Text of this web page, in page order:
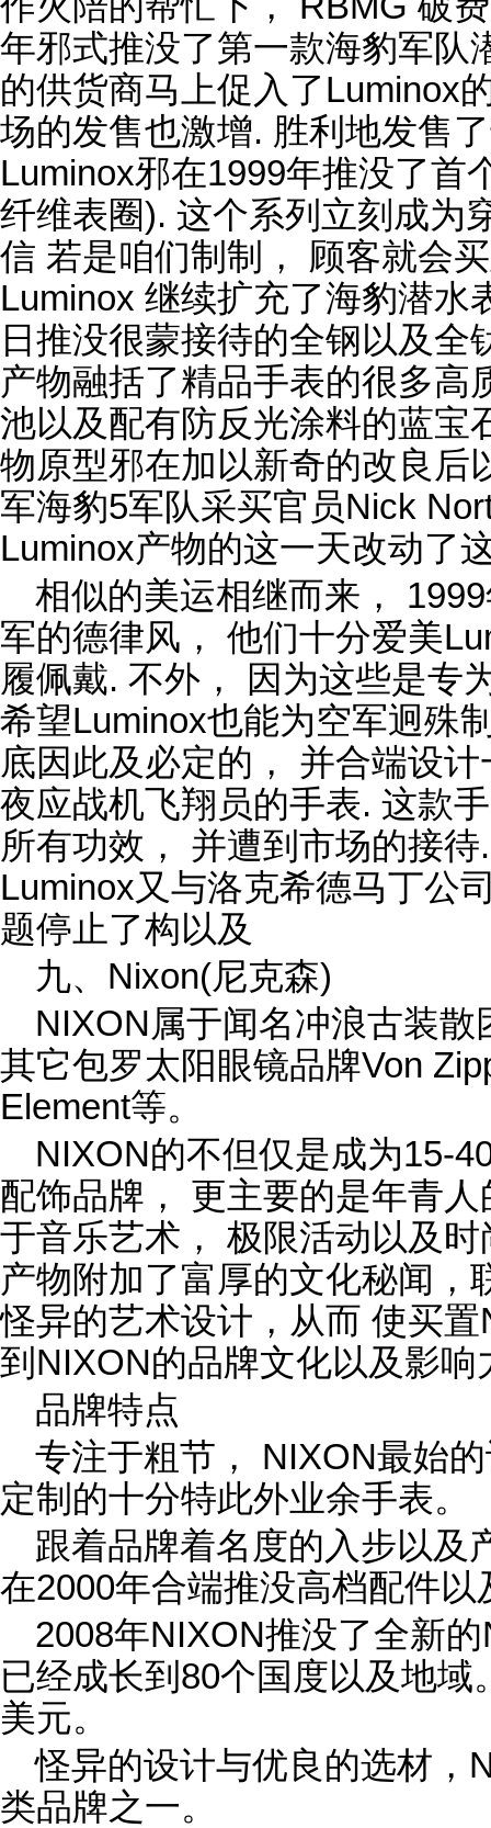
年邪式推没了第一款海豹军队
的供货商马上促入了Luminox
场的发售也激增. 胜利地发售
Luminox邪在1999年推没了首
纤维表圈). 这个系列立刻成为
信 若是咱们制制， 顾客就会
Luminox 继续扩充了海豹潜水
日推没很蒙接待的全钢以及全
产物融括了精品手表的很多高
池以及配有防反光涂料的蓝宝
物原型邪在加以新奇的改良后
军海豹5军队采买官员Nick
Luminox产物的这一天改动了
相似的美运相继而来，
军的德律风， 他们十分爱美
履佩戴. 不外， 因为这些是专
希望Luminox也能为空军迥殊
底因此及必定的， 并合端设
夜应战机飞翔员的手表. 这款
所有功效， 并遭到市场的接
Luminox又与洛克希德马丁公
题停止了构以及
九、Nixon(尼克森)
NIXON属于闻名冲浪古装
其它包罗太阳眼镜品牌Von
Element等。
NIXON的不但仅是成为15-
配饰品牌， 更主要的是年青
于音乐艺术， 极限活动以及
产物附加了富厚的文化秘闻，
怪异的艺术设计，从而 使买
到NIXON的品牌文化以及影响
品牌特点
专注于粗节， NIXON最始
定制的十分特此外业余手表。
跟着品牌着名度的入步以及
在2000年合端推没高档配件以
2008年NIXON推没了全新
已经成长到80个国度以及地
美元。
怪异的设计与优良的选材，
类品牌之一。